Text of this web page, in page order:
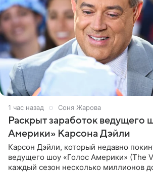
1 час назад Соня Жарова
Раскрыт заработок ведущего
Америки» Карсона Дэйли
Карсон Дэйли, который недавно
ведущего шоу «Голос Америки» (The
каждый сезон несколько миллионов